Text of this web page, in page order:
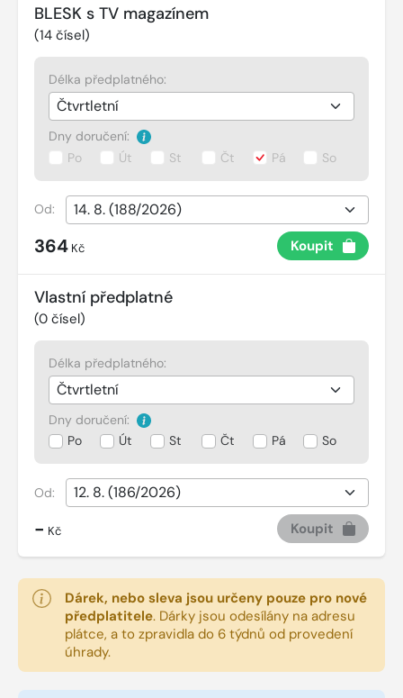
BLESK s TV magazínem
(14 čísel)
Délka předplatného:
Dny doručení:
Po
Út St Čt Pá So
Od:
364 Kč Koupit
Vlastní předplatné
(0 čísel)
Délka předplatného:
Dny doručení:
Po
Út St Čt Pá So
Od:
- Kč Koupit
Dárek, nebo sleva jsou určeny pouze pro nové
předplatitele. Dárky jsou odesílány na adresu
plátce, a to zpravidla do 6 týdnů od provedení
úhrady.